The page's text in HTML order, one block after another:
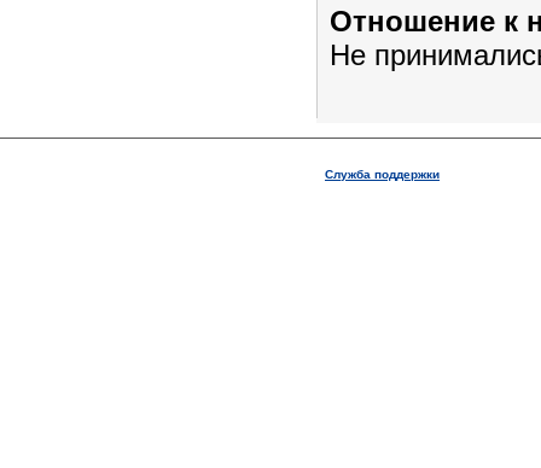
Отношение к
Не
Служба поддержки